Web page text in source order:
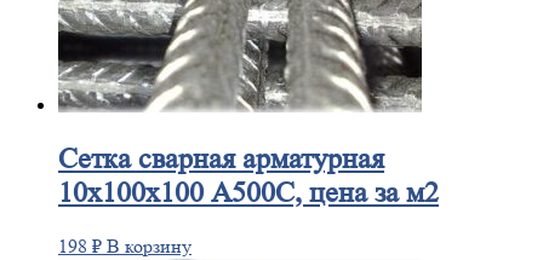
Сеткасварная арматурная
10х100х100 А500С, цена за м2
198 ₽ В корзину